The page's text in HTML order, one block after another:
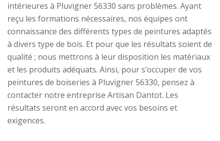
intérieures à Pluvigner 56330 sans problèmes. Ayant
reçu les formations nécessaires, nos équipes ont
connaissance des différents types de peintures adaptés
à divers type de bois. Et pour que les résultats soient de
qualité ; nous mettrons à leur disposition les matériaux
et les produits adéquats. Ainsi, pour s’occuper de vos
peintures de boiseries à Pluvigner 56330, pensez à
contacter notre entreprise Artisan Dantot. Les
résultats seront en accord avec vos besoins et
exigences.